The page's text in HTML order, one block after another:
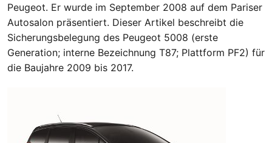
Peugeot. Er wurde im September 2008 auf dem Pariser
Autosalon präsentiert. Dieser Artikel beschreibt die
Sicherungsbelegung des Peugeot 5008 (erste
Generation; interne Bezeichnung T87; Plattform PF2) für
die Baujahre 2009 bis 2017.